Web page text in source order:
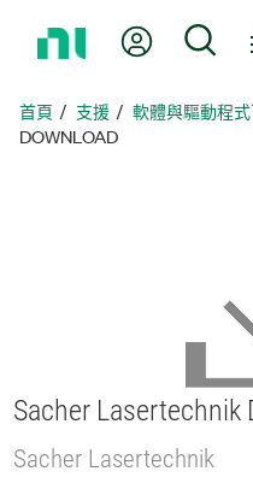
頁
我的帳號 搜
首頁 支援 軟體與驅動程
DOWNLOAD
Sacher Lasertechnik
Sacher Lasertechnik